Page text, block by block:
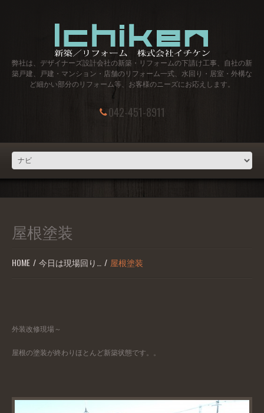
弊社は、デザイナーズ設計会社の新築・リフォームの下請け工事、自社の新
築戸建、戸建・マンション・店舗のリフォーム一式、水回り・居室・外構な
ど細かい部分のリフォーム等、お客様のニーズにお応えします。
042-451-8911
屋根塗装
HOME 今日は現場回り… 屋根塗装
外装改修現場～
屋根の塗装が終わりほとんど新築状態です。。